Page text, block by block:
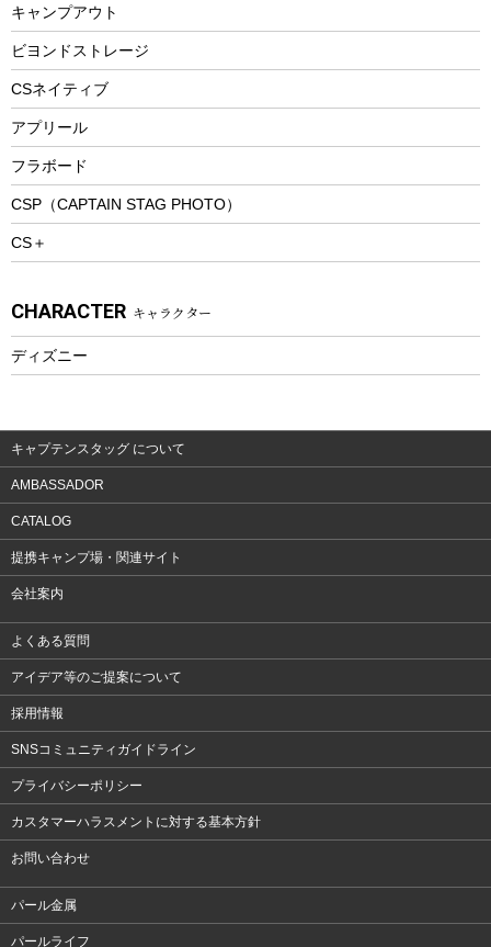
スノーシュー
防寒ウェア
トレッキング
トレッキングステッキ
トレッキングアクセサリー
プレイグッズ
ウェルネス
ウェア、タオル
ウェア
キャンプアウト
ビヨンドストレージ
CSネイティブ
アプリール
フラボード
CSP（CAPTAIN STAG PHOTO）
CS＋
CHARACTER キャラクター
ディズニー
キャプテンスタッグ について
AMBASSADOR
CATALOG
提携キャンプ場・関連サイト
会社案内
よくある質問
アイデア等のご提案について
採用情報
SNSコミュニティガイドライン
プライバシーポリシー
カスタマーハラスメントに対する基本方針
お問い合わせ
パール金属
パールライフ